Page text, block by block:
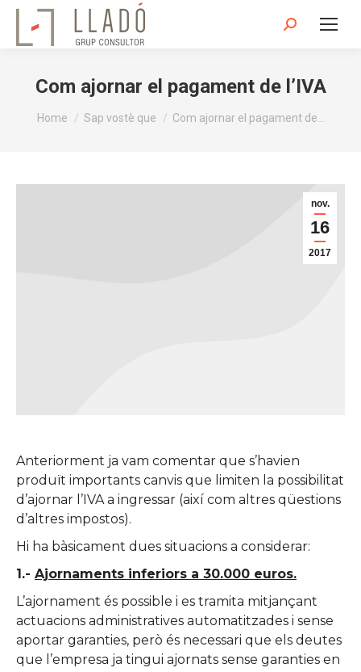
Search:
Com ajornar el pagament de l’IVA
You are here:
Home Sap vostè que Com ajornar el pagament de…
nov.
16
2017
Anteriorment ja vam comentar que s’havien
produït importants canvis que limiten la possibilitat
d’ajornar l’IVA a ingressar (així com altres qüestions
d’altres impostos).
Hi ha bàsicament dues situacions a considerar:
1.- Ajornaments inferiors a 30.000 euros.
L’ajornament és possible i es tramita mitjançant
actuacions administratives automatitzades i sense
aportar garanties, però és necessari que els deutes
que l’empresa ja tingui ajornats sense garanties en